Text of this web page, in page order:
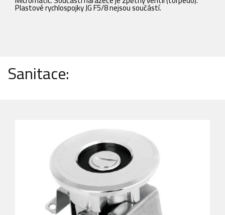
Plastové rychlospojky JG F5/8 nejsou součástí.
Sanitace: